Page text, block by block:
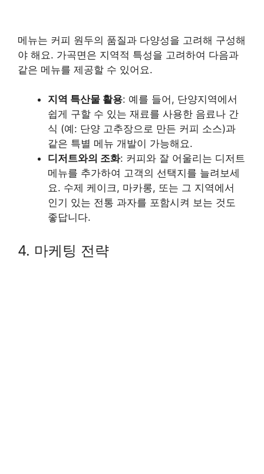
메뉴는 커피 원두의 품질과 다양성을 고려해 구성해
야 해요. 가곡면은 지역적 특성을 고려하여 다음과
같은 메뉴를 제공할 수 있어요.
지역 특산물 활용: 예를 들어, 단양지역에서
쉽게 구할 수 있는 재료를 사용한 음료나 간
식 (예: 단양 고추장으로 만든 커피 소스)과
같은 특별 메뉴 개발이 가능해요.
디저트와의 조화: 커피와 잘 어울리는 디저트
메뉴를 추가하여 고객의 선택지를 늘려보세
요. 수제 케이크, 마카롱, 또는 그 지역에서
인기 있는 전통 과자를 포함시켜 보는 것도
좋답니다.
4. 마케팅 전략